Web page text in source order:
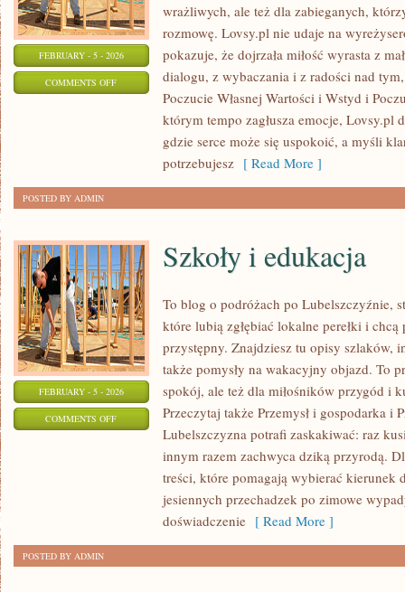
FEBRUARY - 5 - 2026
COMMENTS OFFON
OPTYMIZM
wrażliwych, ale też dla zabieganych,
rozmowę. Lovsy.pl nie udaje na
pokazuje, że dojrzała miłość wyrasta z
dialogu, z wybaczania i z radości nad
Poczucie Własnej Wartości i Wstyd i
którym tempo zagłusza emocje, Lovsy.pl
gdzie serce może się uspokoić, a myśli
potrzebujesz [ Read More ]
POSTED BY ADMIN
FEBRUARY - 5 - 2026
COMMENTS OFFON
Szkoły i edukacja
To blog o podróżach po Lubelszczyźnie,
które lubią zgłębiać lokalne perełki i
przystępny. Znajdziesz tu opisy szlaków,
także pomysły na wakacyjny objazd. To
spokój, ale też dla miłośników przygód i
Przeczytaj także Przemysł i gospodarka i
Lubelszczyzna potrafi zaskakiwać: raz
innym razem zachwyca dziką przyrodą.
treści, które pomagają wybierać kierunek
jesiennych przechadzek po zimowe
doświadczenie [ Read More ]
POSTED BY ADMIN